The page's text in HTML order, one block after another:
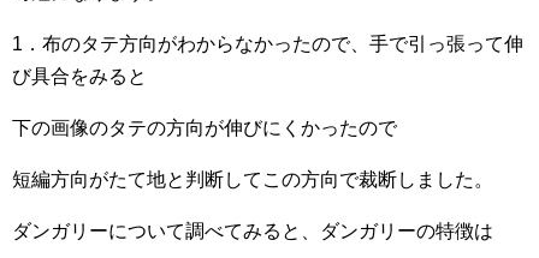
1．布のタテ方向がわからなかったので、手で引っ張って伸
び具合をみると
下の画像のタテの方向が伸びにくかったので
短編方向がたて地と判断してこの方向で裁断しました。
ダンガリーについて調べてみると、ダンガリーの特徴は